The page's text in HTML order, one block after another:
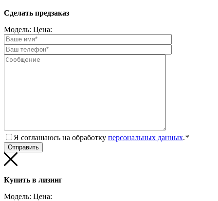
Сделать предзаказ
Модель: Цена:
Я соглашаюсь на обработку персональных данных.*
Купить в лизинг
Модель: Цена: